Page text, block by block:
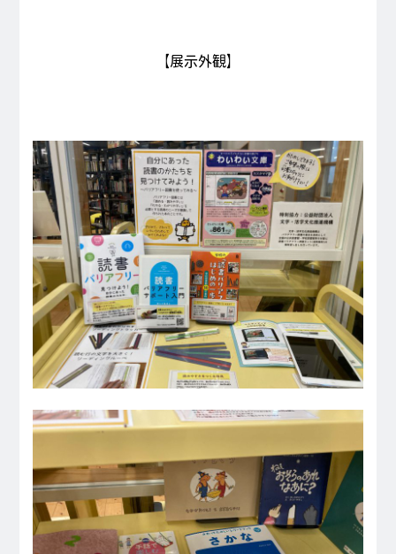
【展示外観】